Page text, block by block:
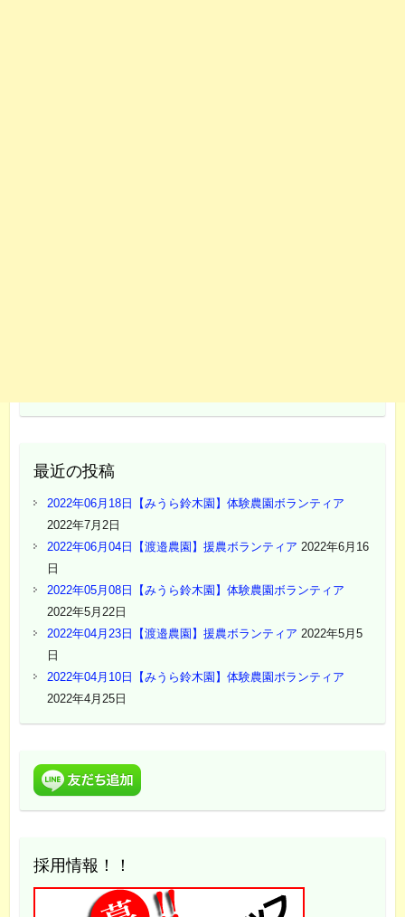
最近の投稿
2022年06月18日【みうら鈴木園】体験農園ボランティア
2022年7月2日
2022年06月04日【渡邉農園】援農ボランティア 2022年6月16
日
2022年05月08日【みうら鈴木園】体験農園ボランティア
2022年5月22日
2022年04月23日【渡邉農園】援農ボランティア 2022年5月5
日
2022年04月10日【みうら鈴木園】体験農園ボランティア
2022年4月25日
採用情報！！